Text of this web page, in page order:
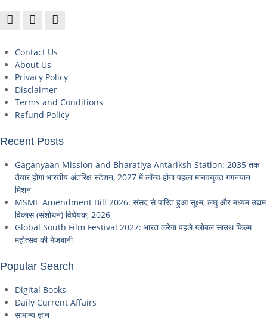
Contact Us
About Us
Privacy Policy
Disclaimer
Terms and Conditions
Refund Policy
Recent Posts
Gaganyaan Mission and Bharatiya Antariksh Station: 2035 तक
तैयार होगा भारतीय अंतरिक्ष स्टेशन, 2027 में लॉन्च होगा पहला मानवयुक्त गगनयान
मिशन
MSME Amendment Bill 2026: संसद से पारित हुआ सूक्ष्म, लघु और मध्यम उद्यम
विकास (संशोधन) विधेयक, 2026
Global South Film Festival 2027: भारत करेगा पहले ग्लोबल साउथ फिल्म
महोत्सव की मेजबानी
Popular Search
Digital Books
Daily Current Affairs
सामान्य ज्ञान